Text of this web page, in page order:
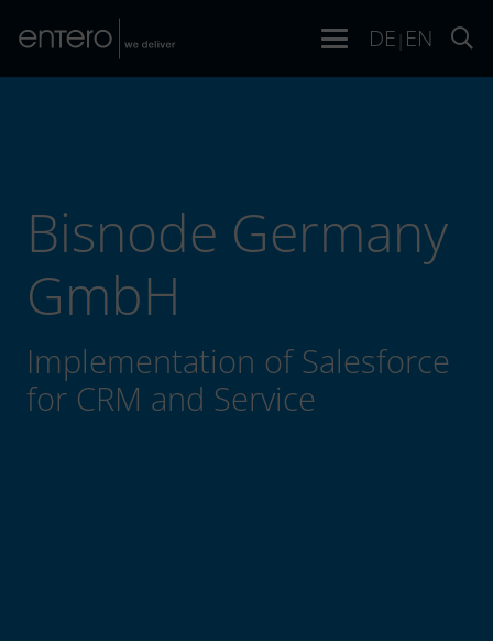
DE | EN
Bisnode Germany
GmbH
Implementation of Salesforce
for CRM and Service